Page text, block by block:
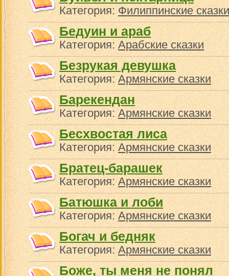
Категория:Филиппинские сказки
Бедуин и араб
Категория:Арабские сказки
Безрукая девушка
Категория:Армянские сказки
Барекендан
Категория:Армянские сказки
Бесхвостая лиса
Категория:Армянские сказки
Братец-барашек
Категория:Армянские сказки
Батюшка и лоби
Категория:Армянские сказки
Богач и бедняк
Категория:Армянские сказки
Боже, ты меня не понял